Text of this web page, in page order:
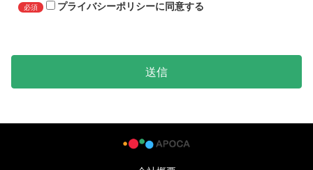
必須 プライバシーポリシーに同意する
送信